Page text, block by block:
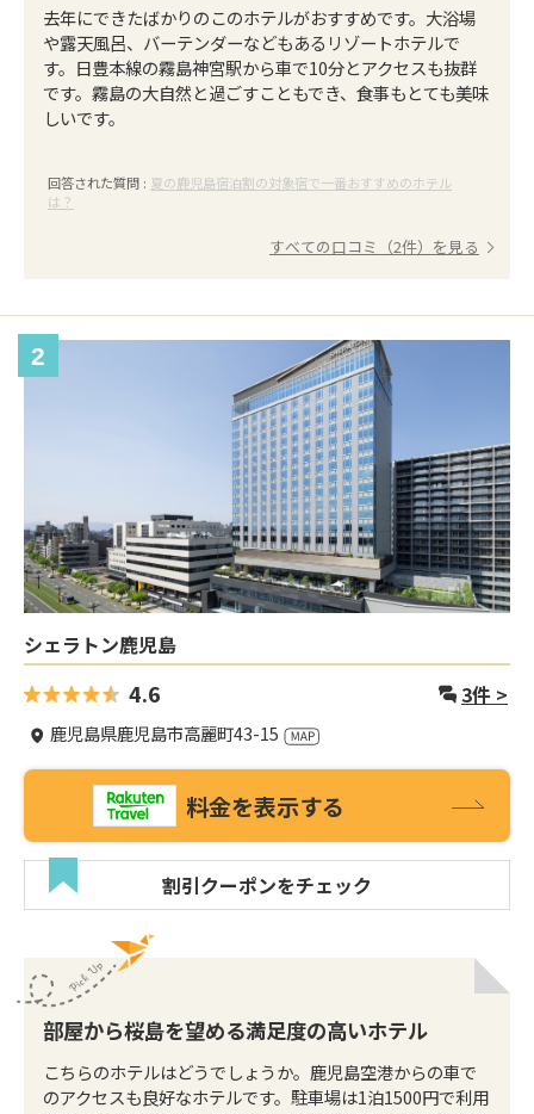
去年にできたばかりのこのホテルがおすすめです。大浴場
や露天風呂、バーテンダーなどもあるリゾートホテルで
す。日豊本線の霧島神宮駅から車で10分とアクセスも抜群
です。霧島の大自然と過ごすこともでき、食事もとても美味
しいです。
回答された質問 : 夏の鹿児島宿泊割の対象宿で一番おすすめのホテル
は？
すべての口コミ（2件）を見る
2
シェラトン鹿児島
4.6 3件 >
鹿児島県鹿児島市高麗町43-15
料金を表示する
割引クーポンをチェック
部屋から桜島を望める満足度の高いホテル
こちらのホテルはどうでしょうか。鹿児島空港からの車で
のアクセスも良好なホテルです。駐車場は1泊1500円で利用